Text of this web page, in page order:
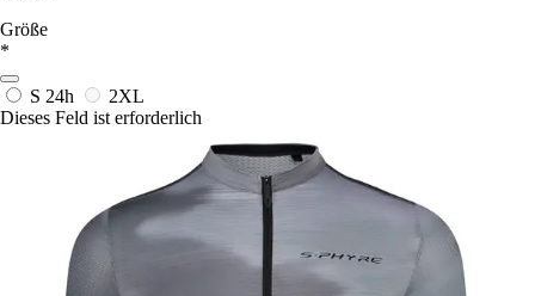
Größe
*
S 24h
2XL
Dieses Feld ist erforderlich